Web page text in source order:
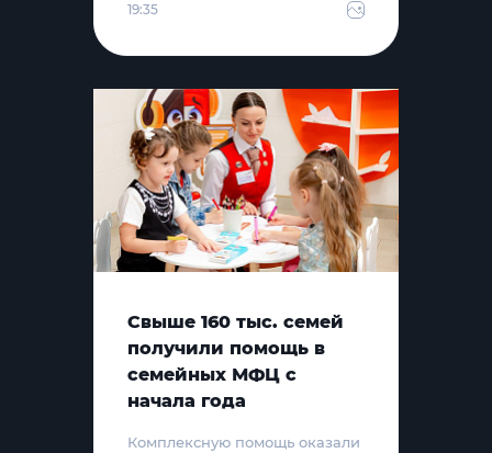
19:35
Свыше 160 тыс. семей
получили помощь в
семейных МФЦ с
начала года
Комплексную помощь оказали